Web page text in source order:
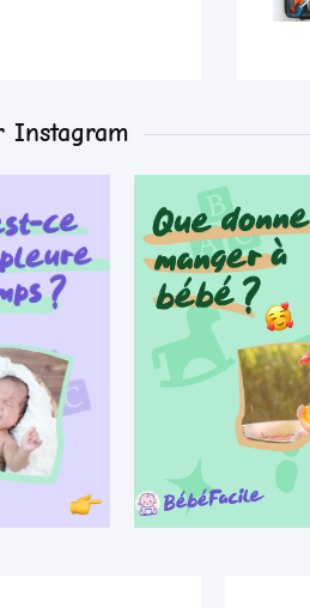
Instagram